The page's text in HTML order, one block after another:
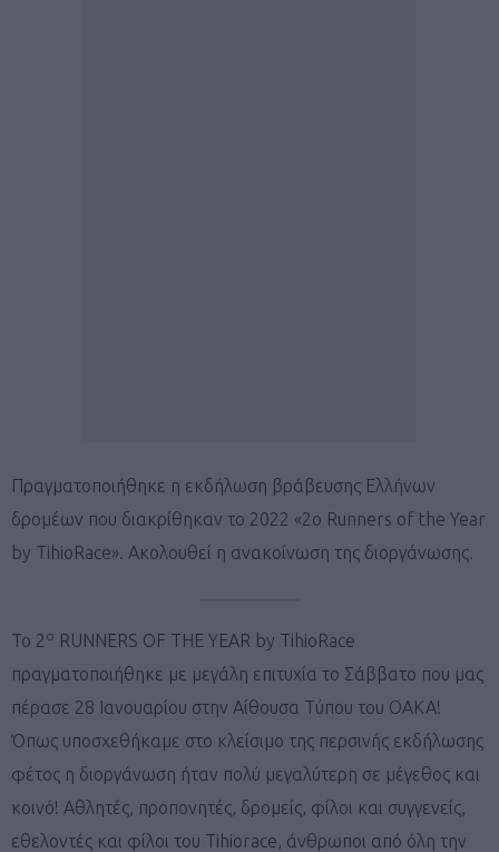
Πραγματοποιήθηκε η εκδήλωση βράβευσης Ελλήνων
δρομέων που διακρίθηκαν το 2022 «2ο Runners of the Year
by TihioRace». Ακολουθεί η ανακοίνωση της διοργάνωσης.
Το 2 ο RUNNERS OF THE YEAR by TihioRace
πραγματοποιήθηκε με μεγάλη επιτυχία το Σάββατο που μας
πέρασε 28 Ιανουαρίου στην Αίθουσα Τύπου του ΟΑΚΑ!
Όπως υποσχεθήκαμε στο κλείσιμο της περσινής εκδήλωσης
φέτος η διοργάνωση ήταν πολύ μεγαλύτερη σε μέγεθος και
κοινό! Αθλητές, προπονητές, δρομείς, φίλοι και συγγενείς,
εθελοντές και φίλοι του Tihiorace, άνθρωποι από όλη την